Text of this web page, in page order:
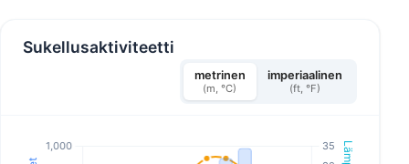
Sukellusaktiviteetti
metrinen
(m, °C)
imperiaalinen
(ft, °F)